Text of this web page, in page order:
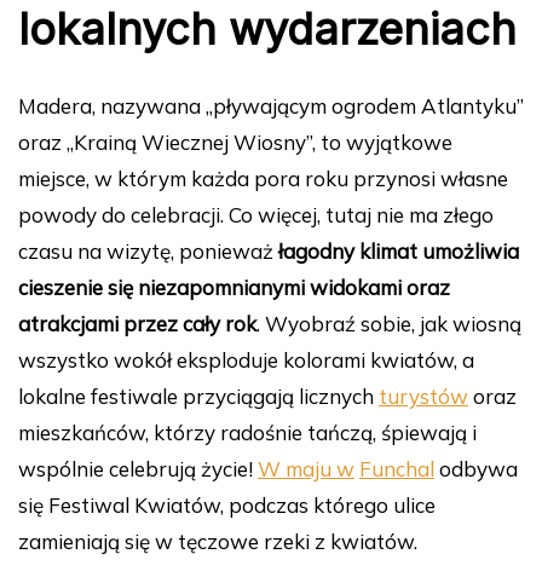
lokalnych wydarzeniach
Madera, nazywana „pływającym ogrodem Atlantyku”
oraz „Krainą Wiecznej Wiosny”, to wyjątkowe
miejsce, w którym każda pora roku przynosi własne
powody do celebracji. Co więcej, tutaj nie ma złego
czasu na wizytę, ponieważłagodny klimat umożliwia
cieszenie się niezapomnianymi widokami oraz
atrakcjami przez cały rok. Wyobraź sobie, jak wiosną
wszystko wokół eksploduje kolorami kwiatów, a
lokalne festiwale przyciągają licznych turystóworaz
mieszkańców, którzy radośnie tańczą, śpiewają i
wspólnie celebrują życie!W maju w Funchal odbywa
się Festiwal Kwiatów, podczas którego ulice
zamieniają się w tęczowe rzeki z kwiatów.